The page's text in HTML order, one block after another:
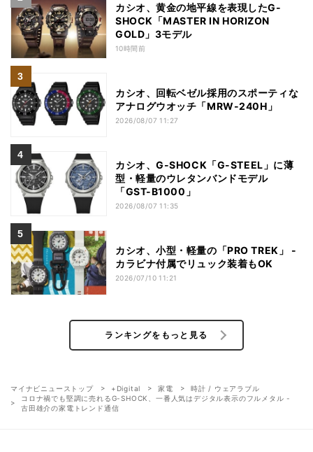
カシオ、黄金の地平線を表現したG-
SHOCK「MASTER IN HORIZON
GOLD」3モデル
10時間前
カシオ、回転ベゼル採用のスポーティな
アナログウオッチ「MRW-240H」
2026/08/07 11:27
カシオ、G-SHOCK「G-STEEL」に薄
型・軽量のウレタンバンドモデル
「GST-B1000」
2026/08/07 11:35
カシオ、小型・軽量の「PRO TREK」 -
カラビナ付属でリュック装着もOK
2026/07/10 11:21
ランキングをもっと見る
マイナビニューストップ +Digital 家電
時計 / ウェアラブル
コロナ禍でも堅調に売れるG-SHOCK、一番人気はデジタル表示のフルメタル -
古田雄介の家電トレンド通信